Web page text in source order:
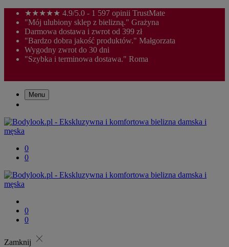
★★★★★ 4.9/5.0 - 1 597 opinii TrustMate
"Mój ulubiony sklep z bielizną." Grażyna
Darmowa dostawa i zwrot od 399 zł
"Bardzo dobra jakość produktów." Małgorzata
Wygodny zwrot do 30 dni
"Szybka i terminowa dostawa." Roma
Menu
0
0
0
0
Zamknij close